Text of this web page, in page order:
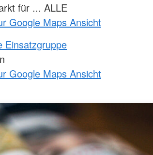
für ... ALLE
Google Maps Ansicht
Einsatzgruppe
Google Maps Ansicht